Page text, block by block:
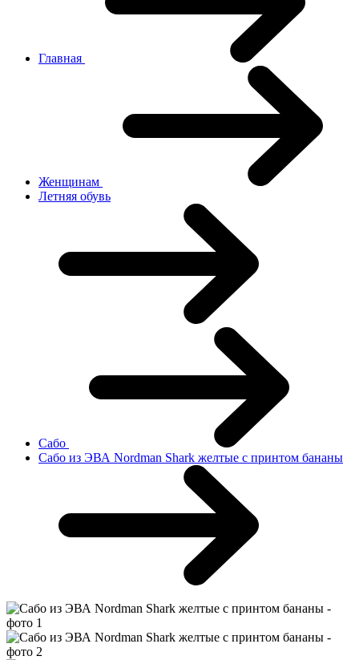
Главная
Женщинам
Летняя обувь
Сабо
Сабо из ЭВА Nordman Shark желтые с принтом бананы